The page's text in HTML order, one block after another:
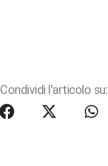
Condividi l'articolo su: